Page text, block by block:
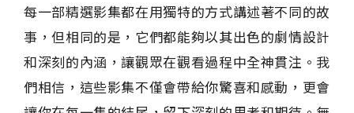
每一部精選影集都在用獨特的方式講述著不同的故
事，但相同的是，它們都能夠以其出色的劇情設計
和深刻的內涵，讓觀眾在觀看過程中全神貫注。我
們相信，這些影集不僅會帶給你驚喜和感動，更會